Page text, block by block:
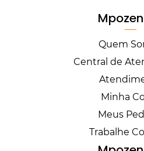
Quem
Central de
Minha
Meus
Trabalhe